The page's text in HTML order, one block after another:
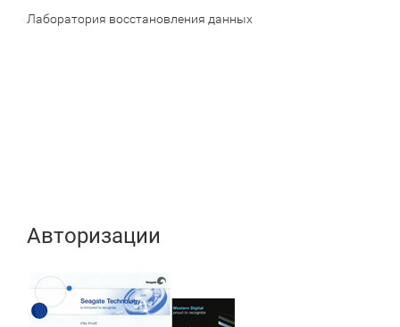
Лаборатория восстановления данных
Авторизации